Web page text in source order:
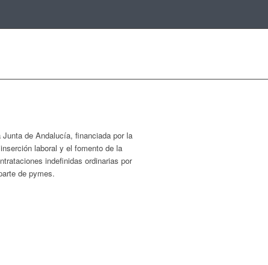
de Andalucía, financiada por la
laboral y el fomento de la
indefinidas ordinarias por
de pymes.